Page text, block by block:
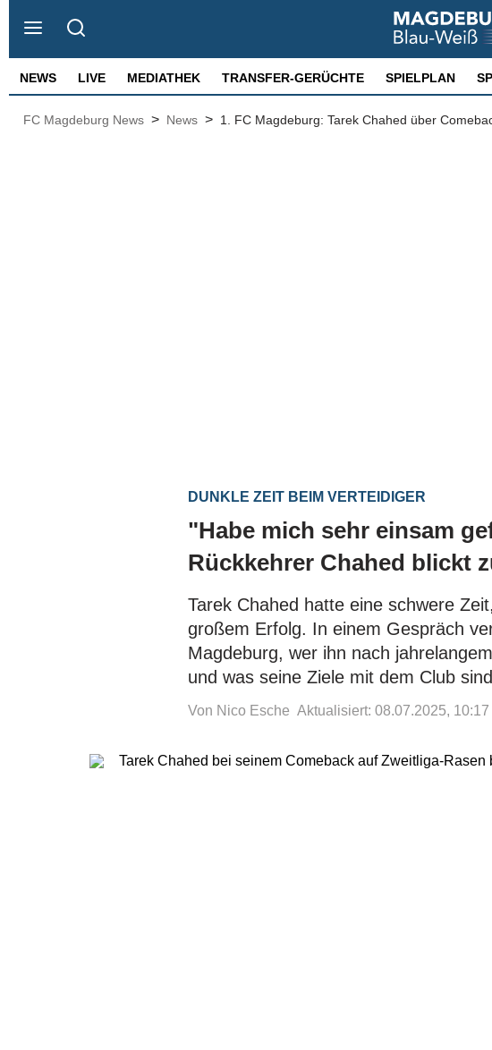
NEWS LIVE MEDIATHEK TRANSFER-GERÜCHTE SPIELPLAN
FC Magdeburg News > News > 1. FC Magdeburg: Tarek Chahed über
DUNKLE ZEIT BEIM VERTEIDIGER
"Habe mich sehr einsam
Rückkehrer Chahed blickt
Tarek Chahed hatte eine schwere
großem Erfolg. In einem Gespräch
Magdeburg, wer ihn nach
und was seine Ziele mit dem Club
Von Nico Esche Aktualisiert: 08.07.2025, 10:17